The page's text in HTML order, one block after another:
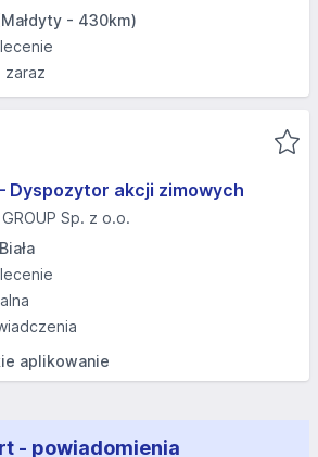
- 430km)
zaraz
Dyspozytor akcji zimowych
GROUP Sp. z o.o.
aplikowanie
- powiadomienia